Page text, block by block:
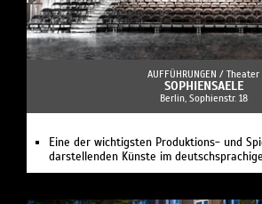
AUFFÜHRUNGEN / Theater
SOPHIENSAELE
Berlin, Sophienstr. 18
Eine der wichtigsten Produktions- und
darstellenden Künste im